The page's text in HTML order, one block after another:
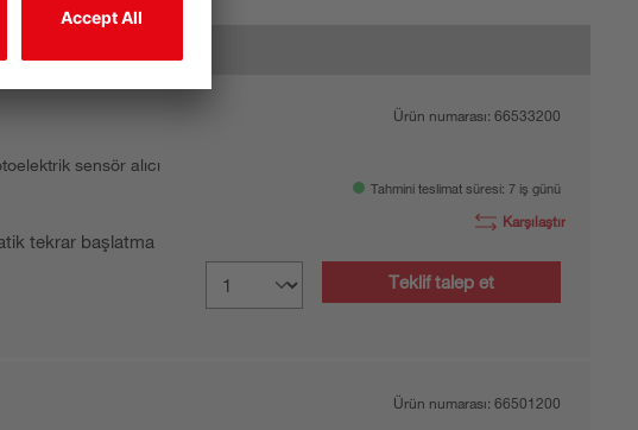
sensör alıcı
tekrar başlatma
Ürün numarası: 66533200
Tahmini teslimat süresi: 7 iş günü
Karşılaştır
Teklif talep et
Ürün numarası: 66501200